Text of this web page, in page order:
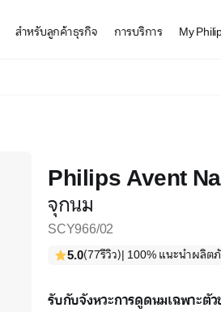
สำหรับลูกค้าธุรกิจ การบริการ My
Philips Avent
จุกนม
SCY966/02
5.0(77รีวิว)| 100% แนะนำผลิ
รับกับจังหวะการดูดนมเฉพาะตั